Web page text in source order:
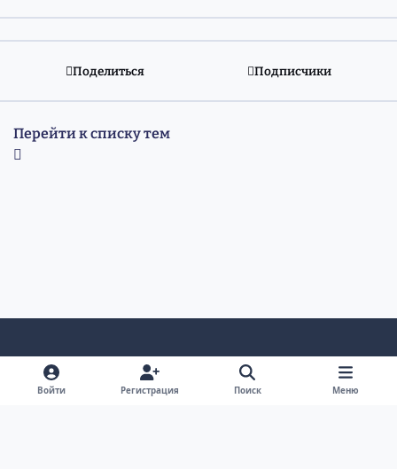
Поделиться Подписчики
Перейти к списку тем
Светлый режим
Темный режим
Системные предпочтения
v
Войти Регистрация Поиск Меню